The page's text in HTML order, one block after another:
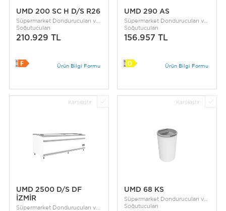
UMD 200 SC H D/S R26
Süpermarket Dondurucuları ve
Soğutucuları
210.929 TL
Ürün Bilgi Formu
UMD 290 AS
Süpermarket Dondurucuları ve
Soğutucuları
156.957 TL
Ürün Bilgi Formu
Karşılaştır
UMD 2500 D/S DF
İZMİR
Süpermarket Dondurucuları ve
Karşılaştır
UMD 68 KS
Süpermarket Dondurucuları ve
Soğutucuları